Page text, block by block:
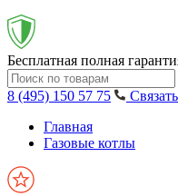
Бесплатная полная
8 (495) 150 57 75
Главная
Газовые котлы